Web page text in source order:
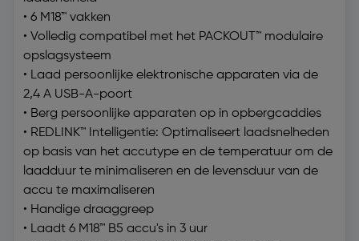
• 6 M18™ vakken
• Volledig compatibel met het PACKOUT™ modulaire
opslagsysteem
• Laad persoonlijke elektronische apparaten via de
2,4 A USB-A-poort
• Berg persoonlijke apparaten op in opbergcaddies
• REDLINK™ Intelligentie: Optimaliseert laadsnelheden
op basis van het accutype en de temperatuur om de
laadduur te minimaliseren en de levensduur van de
accu te maximaliseren
• Handige draaggreep
• Laadt 6 M18™ B5 accu's in 3 uur